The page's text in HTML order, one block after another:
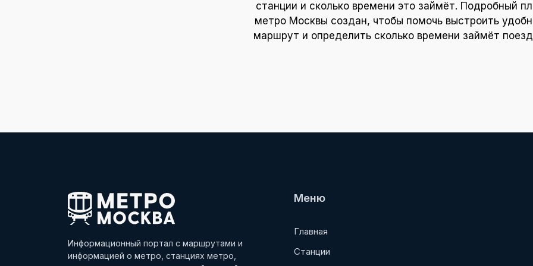
станции и сколько времени это займёт. Подробный
метро Москвы создан, чтобы помочь выстроить
маршрут и определить сколько времени займёт
Информационный портал с маршрутами и
информацией о метро, станциях метро,
Меню
Главная
Станции